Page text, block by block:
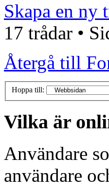
Skapa en ny
17 trådar •
Återgå till
Hoppa till:
Vilka är
Användare
användare